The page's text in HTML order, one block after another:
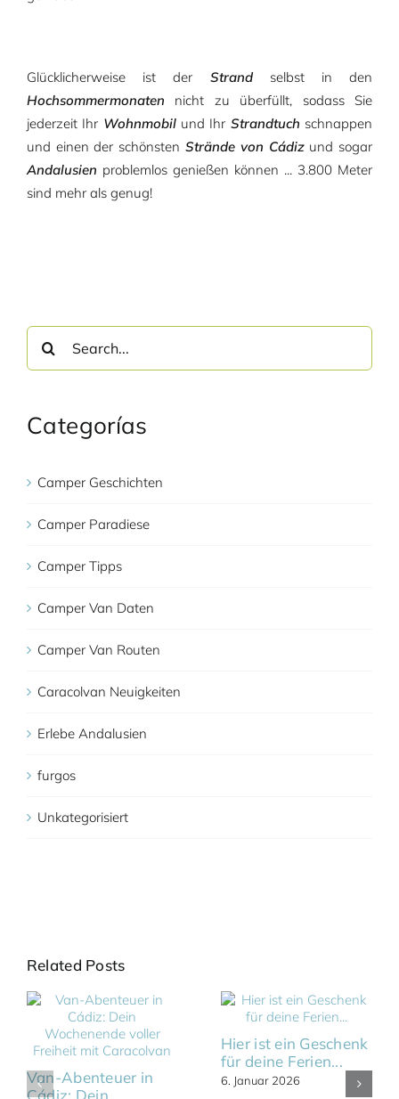
Glücklicherweise ist der Strand selbst in den
Hochsommermonaten nicht zu überfüllt, sodass Sie
jederzeit Ihr Wohnmobil und Ihr Strandtuch schnappen
und einen der schönsten Strände von Cádizund sogar
Andalusien problemlos genießen können ... 3.800 Meter
sind mehr als genug!
Search
Categorías
Camper Geschichten
Camper Paradiese
Camper Tipps
Camper Van Daten
Camper Van Routen
Caracolvan Neuigkeiten
Erlebe Andalusien
furgos
Unkategorisiert
Related Posts
Van-Abenteuer in
Cádiz: Dein
Hier ist ein Geschenk
für deine Ferien...
6. Januar 2026